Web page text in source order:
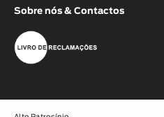
Sobre nós & Contactos